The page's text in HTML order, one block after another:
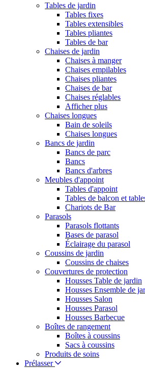
Tables de jardin
Tables fixes
Tables extensibles
Tables pliantes
Tables de bar
Chaises de jardin
Chaises à manger
Chaises empilables
Chaises pliantes
Chaises de bar
Chaises réglables
Afficher plus
Chaises longues
Bain de soleils
Chaises longues
Bancs de jardin
Bancs de parc
Bancs
Bancs d'arbres
Meubles d'appoint
Tables d'appoint
Tables de balcon et
Chariots de Bar
Parasols
Parasols flottants
Bases de parasol
Éclairage du parasol
Coussins de jardin
Coussins de chaises
Couvertures de protection
Housses Table de jardin
Housses Ensemble de
Housses Salon
Housses Parasol
Housses Barbecue
Boîtes de rangement
Boîtes à coussins
Sacs à coussins
Produits de soins
Prélasser